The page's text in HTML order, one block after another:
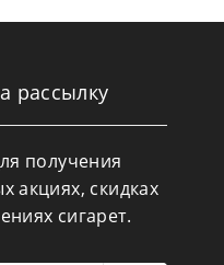
рассылку
получения
акциях, скидках
сигарет.